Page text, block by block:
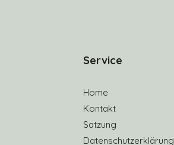
Service
Home
Kontakt
Satzung
Datenschutzerklärung